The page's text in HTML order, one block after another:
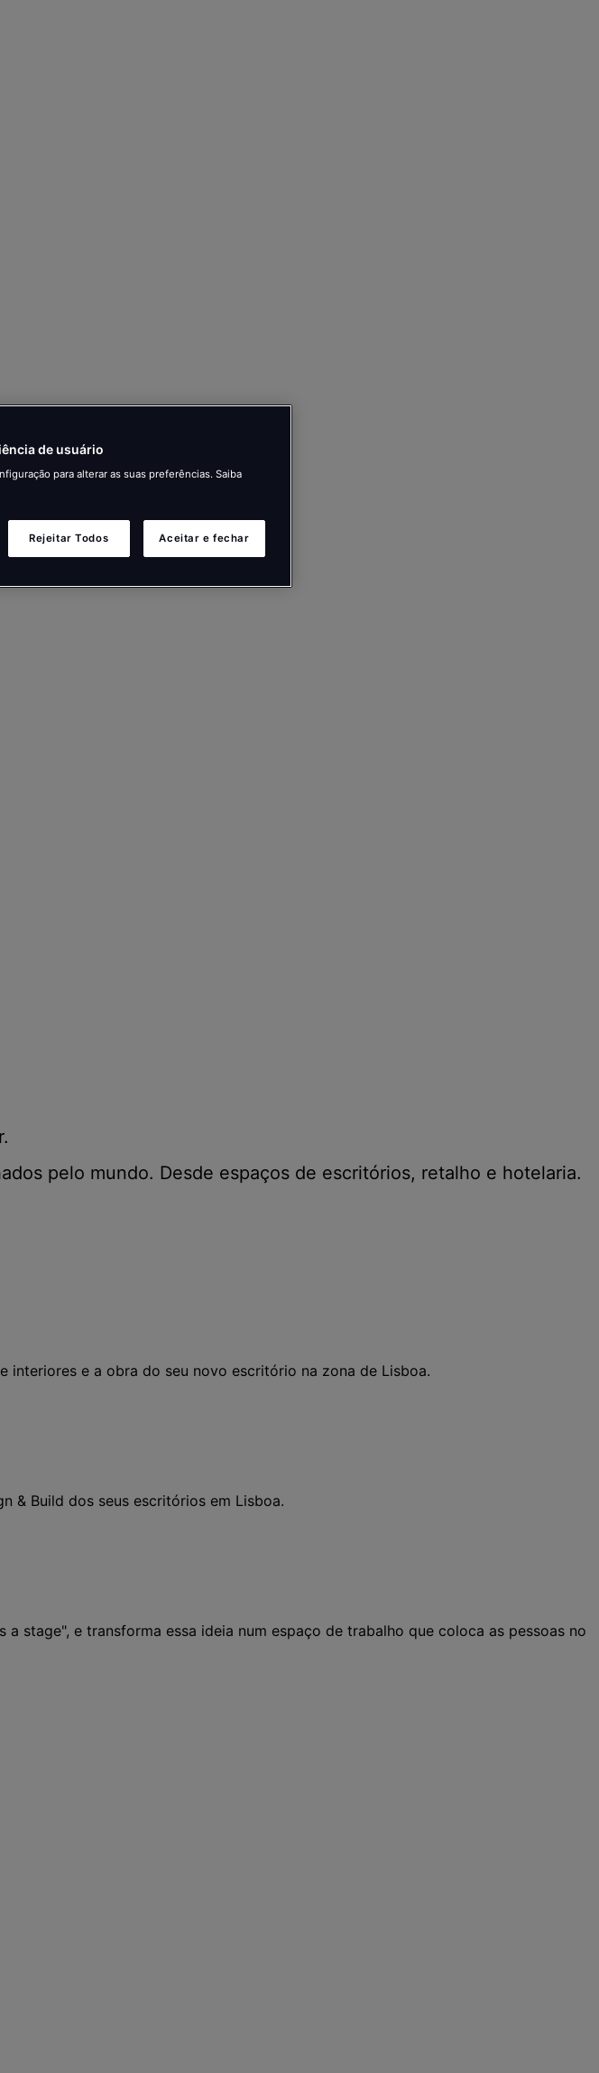
pelo mundo. Desde espaços de escritórios, retalho e hotelaria.
interiores e a obra do seu novo escritório na zona de Lisboa.
& Build dos seus escritórios em Lisboa.
stage", e transforma essa ideia num espaço de trabalho que coloca as pessoas no
de usuário
para alterar as suas preferências. Saiba
Rejeitar Todos Aceitar e fechar